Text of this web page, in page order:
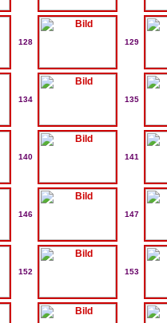
128 129
134 135
140 141
146 147
152 153